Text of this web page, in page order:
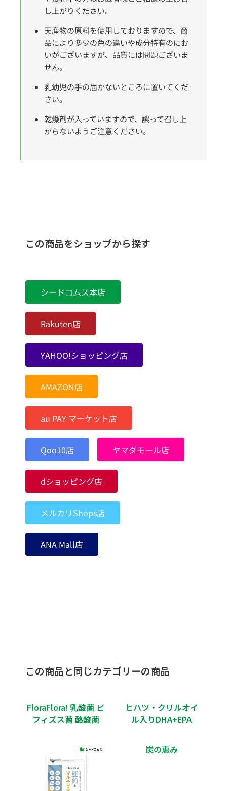
し上がりください。
天産物の原料を使用しておりますので、商
品により多少の色の違いや成分特有のにお
いがございますが、品質には問題ございま
せん。
乳幼児の手の届かないところに置いてくだ
さい。
乾燥剤が入っていますので、誤って召し上
がらないようご注意ください。
この商品をショップから探す
シードコムス本店
Rakuten店
YAHOO!ショッピング店
AMAZON店
au PAY マーケット店
Qoo10店 ヤマダモール店
dショッピング店
メルカリShops店
ANA Mall店
この商品と同じカテゴリーの商品
FloraFlora! 乳酸菌 ビ
フィズス菌 酪酸菌
ヒハツ・クリルオイ
ル入りDHA+EPA
炭の恵み